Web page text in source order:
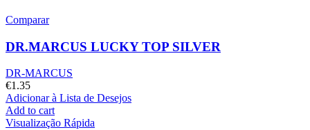
Comparar
DR.MARCUS LUCKY TOP SILVER
DR-MARCUS
€1.35
Adicionar à Lista de Desejos
Add to cart
Visualização Rápida